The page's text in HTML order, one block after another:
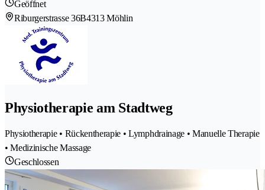
Geöffnet
Riburgerstrasse 36B4313 Möhlin
Physiotherapie am Stadtweg
Physiotherapie • Rückentherapie • Lymphdrainage • Manuelle Therapie
• Medizinische Massage
Geschlossen